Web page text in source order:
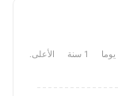
1 سنة الأعلى.